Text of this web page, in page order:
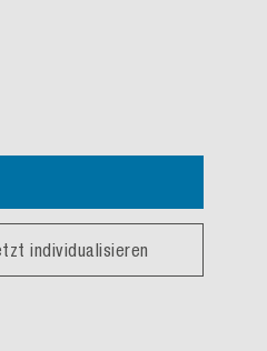
individualisieren